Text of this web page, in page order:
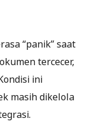
“panik” saat
tercecer,
ini
masih dikelola